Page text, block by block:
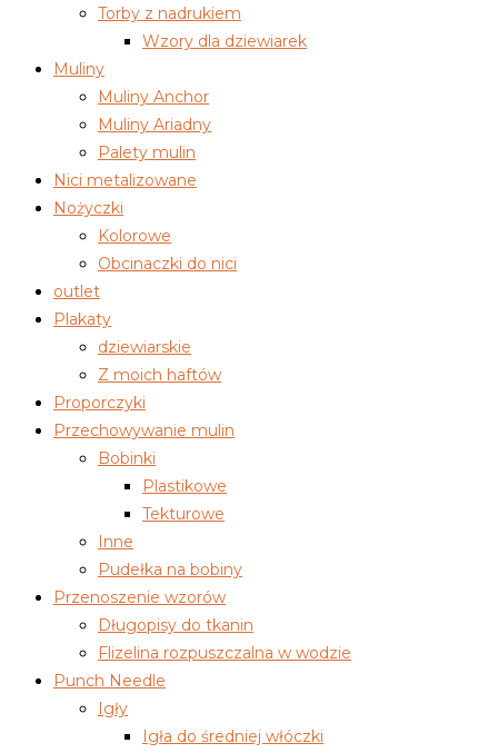
Torby z nadrukiem
Wzory dla dziewiarek
Muliny
Muliny Anchor
Muliny Ariadny
Palety mulin
Nici metalizowane
Nożyczki
Kolorowe
Obcinaczki do nici
outlet
Plakaty
dziewiarskie
Z moich haftów
Proporczyki
Przechowywanie mulin
Bobinki
Plastikowe
Tekturowe
Inne
Pudełka na bobiny
Przenoszenie wzorów
Długopisy do tkanin
Flizelina rozpuszczalna w wodzie
Punch Needle
Igły
Igła do średniej włóczki